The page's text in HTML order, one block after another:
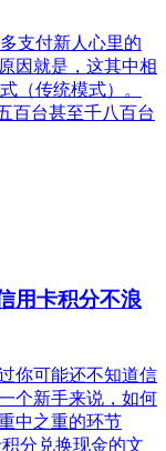
支付新人心里的
因就是，这其中相
（传统模式）。
百台甚至千八百台
用卡积分不浪
你可能还不知道信
个新手来说，如何
中之重的环节
分兑换现金的文